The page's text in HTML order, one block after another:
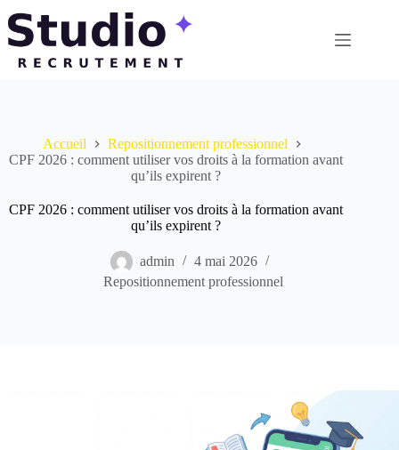
au
contenu
Accueil
Repositionnement professionnel
CPF 2026 : comment utiliser vos droits à la formation avant
qu’ils expirent ?
CPF 2026 : comment utiliser vos droits à la formation avant
qu’ils expirent ?
admin
4 mai 2026
Repositionnement professionnel